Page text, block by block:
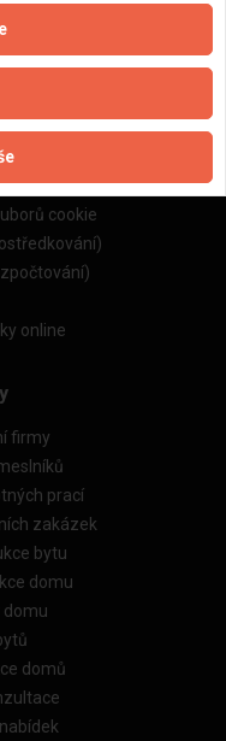
údajů
cookie
online
firmy
prací
zakázek
bytu
domu
domu
domů